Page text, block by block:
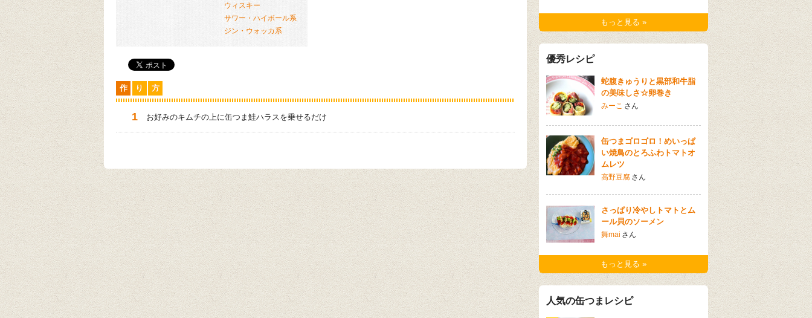
ウィスキー
サワー・ハイボール系
ジン・ウォッカ系
作 り 方
お好みのキムチの上に缶つま鮭ハラスを乗せるだけ
もっと見る »
優秀レシピ
蛇腹きゅうりと黒部和牛脂
の美味しさ☆卵巻き
みーこ さん
缶つまゴロゴロ！めいっぱ
い焼鳥のとろふわトマトオ
ムレツ
高野豆腐 さん
さっぱり冷やしトマトとム
ール貝のソーメン
舞mai さん
もっと見る »
人気の缶つまレシピ